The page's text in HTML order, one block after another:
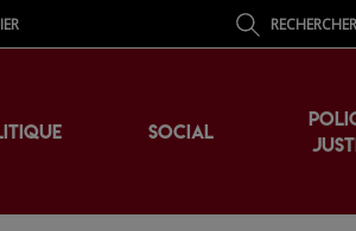
RECHERCHER
SOCIAL